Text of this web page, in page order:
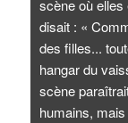
scène où
disait : «
des filles...
hangar du
scène
humains,